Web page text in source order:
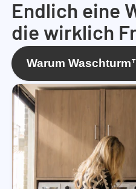
Endlich eine
die wirklich
Warum